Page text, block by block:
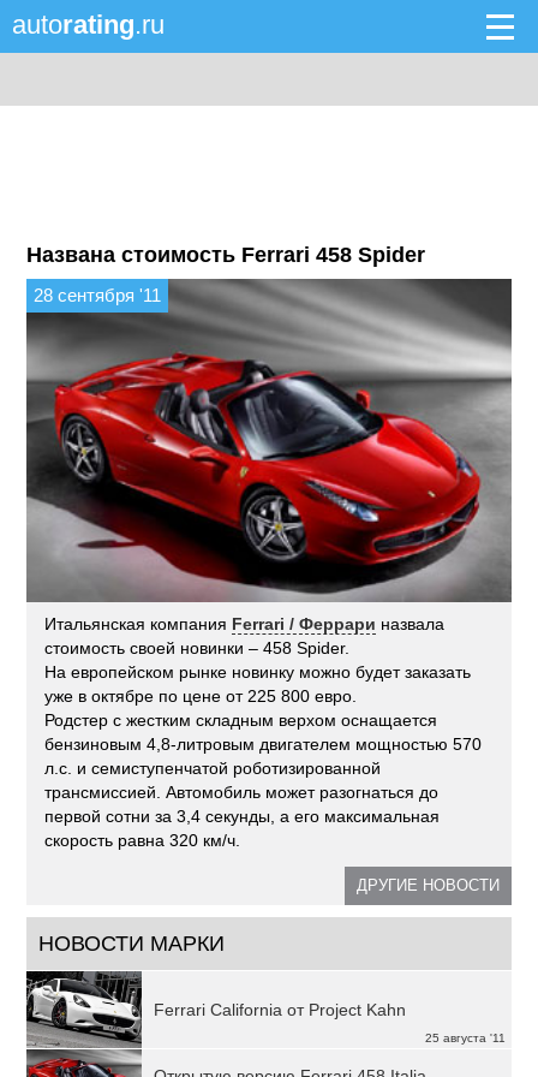
autorating.ru
Названа стоимость Ferrari 458 Spider
28 сентября '11
Итальянская компания Ferrari / Феррари назвала
стоимость своей новинки – 458 Spider.
На европейском рынке новинку можно будет заказать
уже в октябре по цене от 225 800 евро.
Родстер с жестким складным верхом оснащается
бензиновым 4,8-литровым двигателем мощностью 570
л.с. и семиступенчатой роботизированной
трансмиссией. Автомобиль может разогнаться до
первой сотни за 3,4 секунды, а его максимальная
скорость равна 320 км/ч.
ДРУГИЕ НОВОСТИ
НОВОСТИ МАРКИ
25 августа '11
Ferrari California от Project Kahn